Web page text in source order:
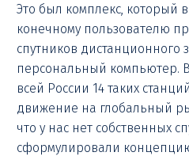
Это был комплекс, который
конечному пользователю
спутников
персональный компьютер. В
всей России 14 таких
движение на глобальный
что у нас нет собственных
сформулировали